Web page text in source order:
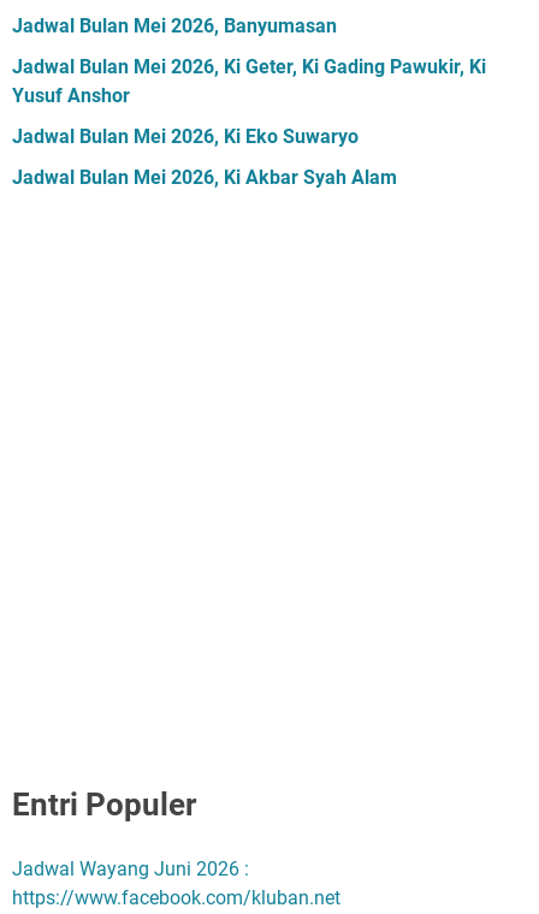
Jadwal Bulan Mei 2026, Banyumasan
Jadwal Bulan Mei 2026, Ki Geter, Ki Gading Pawukir, Ki
Yusuf Anshor
Jadwal Bulan Mei 2026, Ki Eko Suwaryo
Jadwal Bulan Mei 2026, Ki Akbar Syah Alam
Entri Populer
Jadwal Wayang Juni 2026 :
https://www.facebook.com/kluban.net